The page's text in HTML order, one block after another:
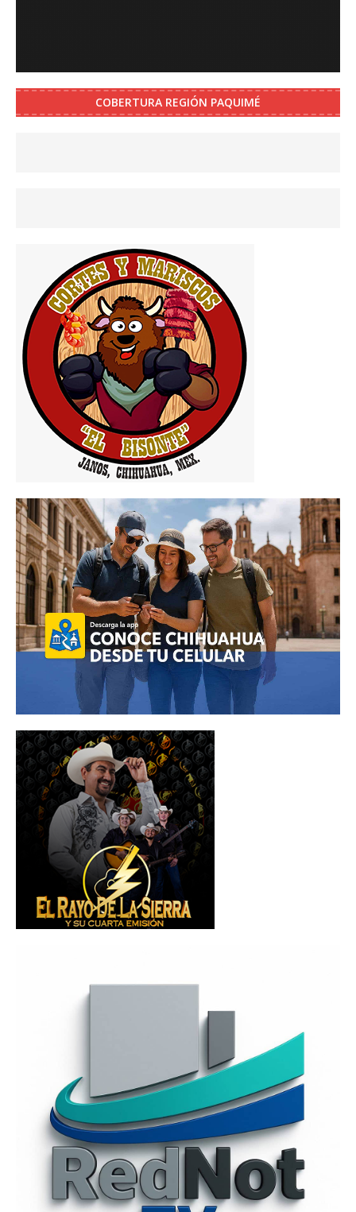
COBERTURA REGIÓN PAQUIMÉ